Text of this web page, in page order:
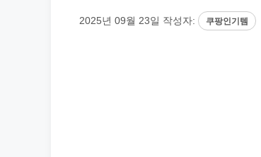
2025년 09월 23일 작성자: 쿠팡인기템